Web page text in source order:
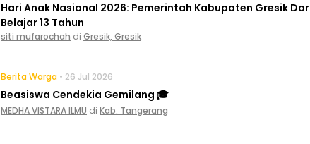
Hari Anak Nasional 2026: Pemerintah Kabupaten Gresik
Belajar 13 Tahun
siti mufarochah di Gresik, Gresik
Berita Warga • 26 Jul 2026
Beasiswa Cendekia Gemilang 🎓
MEDHA VISTARA ILMU di Kab. Tangerang